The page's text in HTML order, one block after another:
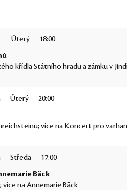
Úterý
18:00
křídla Státního hradu a zámku v
Úterý
20:00
více na Koncert pro varhany
Středa
17:00
Bäck
více naAnnemarie Bäck